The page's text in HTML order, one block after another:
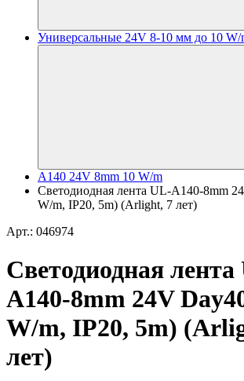
Универсальные 24V 8-10 мм до 10 W/
A140 24V 8mm 10 W/m
Светодиодная лента UL-A140-8mm
W/m, IP20, 5m) (Arlight, 7 лет)
Арт.: 046974
Светодиодная
A140-8mm 24V
W/m, IP20, 5m)
лет)